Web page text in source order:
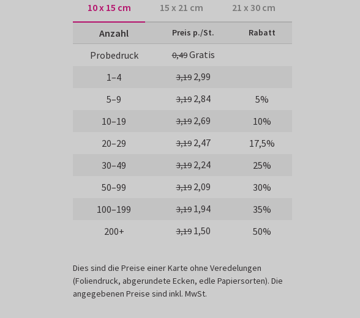
10 x 15 cm 15 x 21 cm 21 x 30 cm
Anzahl Preis p./St. Rabatt
Probedruck 0,49Gratis
1–4
3,19 2,99
5–9
3,19 2,84
5%
10–19
3,19 2,69
10%
20–29
3,19 2,47
17,5%
30–49
3,19 2,24
25%
50–99
3,19 2,09
30%
100–199
3,19 1,94
35%
200+
3,19 1,50 50%
Dies sind die Preise einer Karte ohne Veredelungen
(Foliendruck, abgerundete Ecken, edle Papiersorten). Die
angegebenen Preise sind inkl. MwSt.